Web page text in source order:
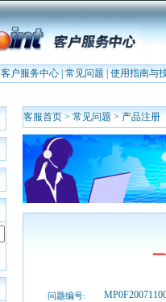
客户服务中心| 常见问题 使用指南与
客服首页 > 常见问题 > 产品注册
问题编号: